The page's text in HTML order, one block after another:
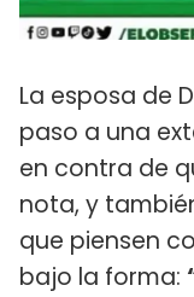
La esposa de
paso a una
en contra de
nota, y
que piensen
bajo la forma: